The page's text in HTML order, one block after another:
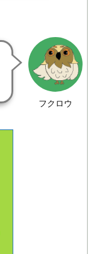
フクロウ